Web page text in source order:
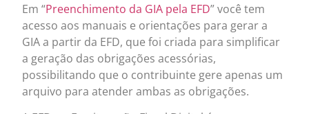
Em “Preenchimento da GIA pela EFD” você tem
acesso aos manuais e orientações para gerar a
GIA a partir da EFD, que foi criada para simplificar
a geração das obrigações acessórias,
possibilitando que o contribuinte gere apenas um
arquivo para atender ambas as obrigações.